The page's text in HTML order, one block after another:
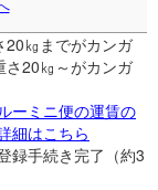
20㎏までがカンガ
さ20㎏～がカンガ
ーミニ便の運賃の
細はこちら
録手続き完了（約3